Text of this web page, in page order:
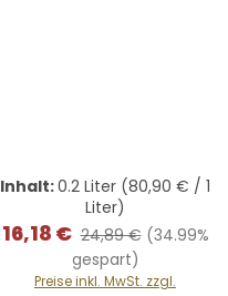
Inhalt:0.2 Liter (80,90 € / 1
Liter)
Verkaufspreis:
16,18 € Regulärer Preis:
24,89 € (34.99%
gespart)
Preise inkl. MwSt. zzgl.